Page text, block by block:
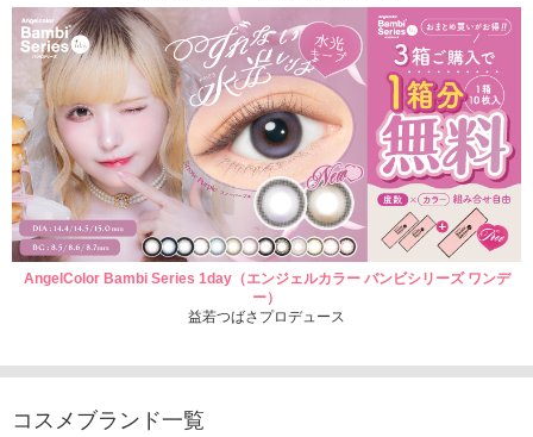
AngelColor Bambi Series 1day（エンジェルカラー バンビシリーズ ワンデ
ー）
益若つばさプロデュース
コスメブランド一覧